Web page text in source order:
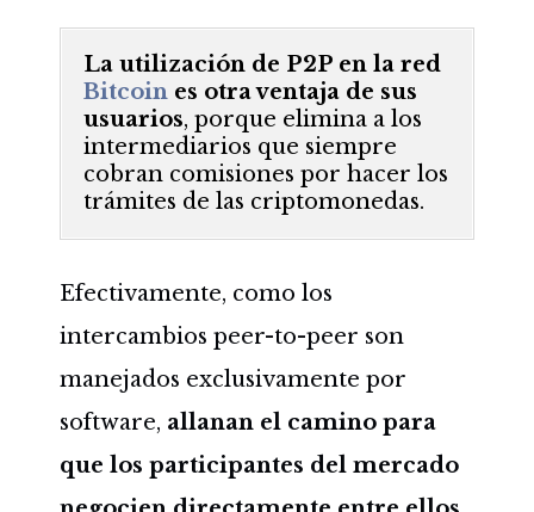
La utilización de P2P en la red
Bitcoines otra ventaja de sus
usuarios, porque elimina a los
intermediarios que siempre
cobran comisiones por hacer los
trámites de las criptomonedas.
Efectivamente, como los
intercambios peer-to-peer son
manejados exclusivamente por
software, allanan el camino para
que los participantes del mercado